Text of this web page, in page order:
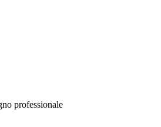
professionale